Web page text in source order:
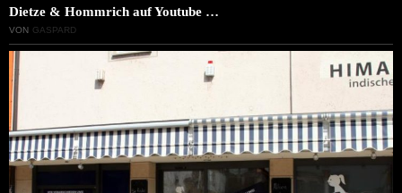
Dietze & Hommrich auf Youtube …
VON GASPARD